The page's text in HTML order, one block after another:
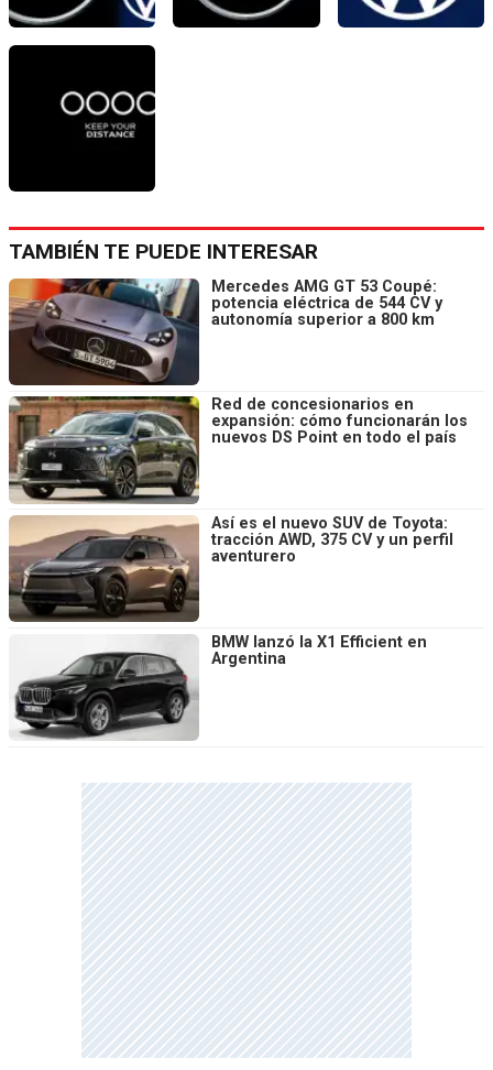
TAMBIÉN TE PUEDE INTERESAR
Mercedes AMG GT 53 Coupé:
potencia eléctrica de 544 CV y
autonomía superior a 800 km
Red de concesionarios en
expansión: cómo funcionarán los
nuevos DS Point en todo el país
Así es el nuevo SUV de Toyota:
tracción AWD, 375 CV y un perfil
aventurero
BMW lanzó la X1 Efficient en
Argentina